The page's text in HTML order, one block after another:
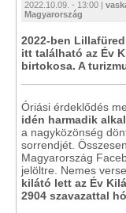
2022.10.09. - 13:00 |
Magyarország
2022-ben
itt található az Év
birtokosa. A
Óriási érdeklődés
idén harmadik
a nagyközönség
sorrendjét.
Magyarország
jelöltre. Nemes
kilátó lett az Év
2904 szavazattal